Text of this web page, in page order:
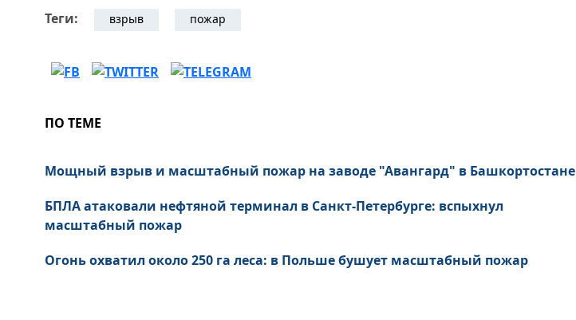
Теги: взрыв пожар
ПО ТЕМЕ
Мощный взрыв и масштабный пожар на заводе "Авангард" в Башкортостане
БПЛА атаковали нефтяной терминал в Санкт-Петербурге: вспыхнул
масштабный пожар
Огонь охватил около 250 га леса: в Польше бушует масштабный пожар